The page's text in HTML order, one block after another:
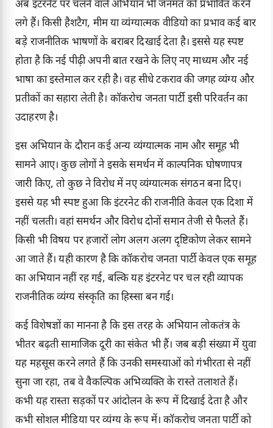
अब इंटरनेट पर चलने वाले अभियान भी जनमत को प्रभावित करने
लगे हैं। किसी हैशटैग, मीम या व्यंग्यात्मक वीडियो का प्रभाव कई बार
बड़े राजनीतिक भाषणों के बराबर दिखाई देता है। इससे यह स्पष्ट
होता है कि नई पीढ़ी अपनी बात रखने के लिए नए माध्यम और नई
भाषा का इस्तेमाल कर रही है। वह सीधे टकराव की जगह व्यंग्य और
प्रतीकों का सहारा लेती है। कॉकरोच जनता पार्टी इसी परिवर्तन का
उदाहरण है।
इस अभियान के दौरान कई अन्य व्यंग्यात्मक नाम और समूह भी
सामने आए। कुछ लोगों ने इसके समर्थन में काल्पनिक घोषणापत्र
जारी किए, तो कुछ ने विरोध में नए व्यंग्यात्मक संगठन बना दिए।
इससे यह भी स्पष्ट हुआ कि इंटरनेट की राजनीति केवल एक दिशा में
नहीं चलती। वहां समर्थन और विरोध दोनों समान तेजी से फैलते हैं।
किसी भी विषय पर हजारों लोग अलग अलग दृष्टिकोण लेकर सामने
आ जाते हैं। यही कारण है कि कॉकरोच जनता पार्टी केवल एक समूह
का अभियान नहीं रह गई, बल्कि यह इंटरनेट पर चल रही व्यापक
राजनीतिक व्यंग्य संस्कृति का हिस्सा बन गई।
कई विशेषज्ञों का मानना है कि इस तरह के अभियान लोकतंत्र के
भीतर बढ़ती सामाजिक दूरी का संकेत भी हैं। जब बड़ी संख्या में युवा
यह महसूस करने लगते हैं कि उनकी समस्याओं को गंभीरता से नहीं
सुना जा रहा, तब वे वैकल्पिक अभिव्यक्ति के रास्ते तलाशते हैं।
कभी यह रास्ता सड़कों पर आंदोलन के रूप में दिखाई देता है और
कभी सोशल मीडिया पर व्यंग्य के रूप में। कॉकरोच जनता पार्टी को